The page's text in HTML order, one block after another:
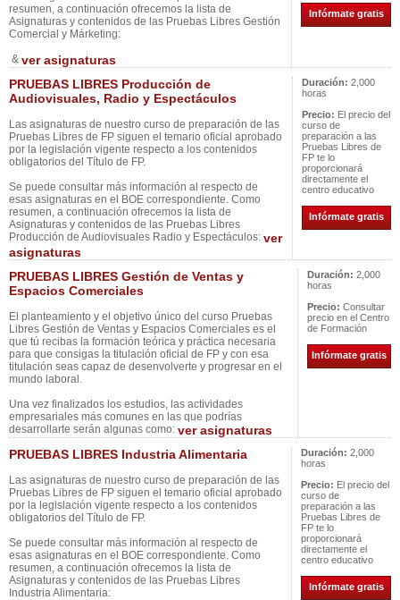
resumen, a continuación ofrecemos la lista de
Asignaturas y contenidos de las Pruebas Libres Gestión
Comercial y Márketing:
& ver asignaturas
Infórmate gratis
PRUEBAS LIBRES Producción de
Audiovisuales, Radio y Espectáculos
Las asignaturas de nuestro curso de preparación de las
Pruebas Libres de FP siguen el temario oficial aprobado
por la legislación vigente respecto a los contenidos
obligatorios del Título de FP.
Se puede consultar más información al respecto de
esas asignaturas en el BOE correspondiente. Como
resumen, a continuación ofrecemos la lista de
Asignaturas y contenidos de las Pruebas Libres
Producción de Audiovisuales Radio y Espectáculos: ver
asignaturas
Duración: 2,000
horas
Precio: El precio del
curso de
preparación a las
Pruebas Libres de
FP te lo
proporcionará
directamente el
centro educativo
Infórmate gratis
PRUEBAS LIBRES Gestión de Ventas y
Espacios Comerciales
El planteamiento y el objetivo único del curso Pruebas
Libres Gestión de Ventas y Espacios Comerciales es el
que tú recibas la formación teórica y práctica necesaria
para que consigas la titulación oficial de FP y con esa
titulación seas capaz de desenvolverte y progresar en el
mundo laboral.
Una vez finalizados los estudios, las actividades
empresariales más comunes en las que podrías
desarrollarte serán algunas como: ver asignaturas
Duración: 2,000
horas
Precio: Consultar
precio en el Centro
de Formación
Infórmate gratis
PRUEBAS LIBRES Industria Alimentaria
Las asignaturas de nuestro curso de preparación de las
Pruebas Libres de FP siguen el temario oficial aprobado
por la legislación vigente respecto a los contenidos
obligatorios del Título de FP.
Se puede consultar más información al respecto de
esas asignaturas en el BOE correspondiente. Como
resumen, a continuación ofrecemos la lista de
Asignaturas y contenidos de las Pruebas Libres
Industria Alimentaria:
Duración: 2,000
horas
Precio: El precio del
curso de
preparación a las
Pruebas Libres de
FP te lo
proporcionará
directamente el
centro educativo
Infórmate gratis